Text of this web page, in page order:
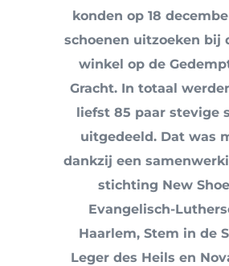
konden op 18
schoenen uitzoeken bij
winkel op de
Gracht. In totaal
liefst 85 paar stevige
uitgedeeld. Dat was
dankzij een
stichting New
Evangelisch-
Haarlem, Stem in de
Leger des Heils en